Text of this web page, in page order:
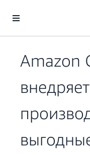
Перейти к главному
Amazon